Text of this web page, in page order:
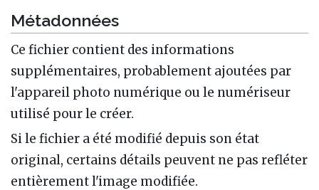
Métadonnées
Ce fichier contient des informations
supplémentaires, probablement ajoutées par
l'appareil photo numérique ou le numériseur
utilisé pour le créer.
Si le fichier a été modifié depuis son état
original, certains détails peuvent ne pas refléter
entièrement l'image modifiée.